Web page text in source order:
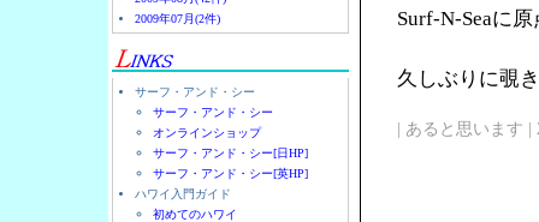
2009年07月(2件)
サーフ・アンド・シー
サーフ・アンド・シー
オンラインショップ
サーフ・アンド・シー[日HP]
サーフ・アンド・シー[英HP]
ハワイ入門ガイド
初めてのハワイ
Surf-N-Seaに
久しぶりに覗
| あると思います |